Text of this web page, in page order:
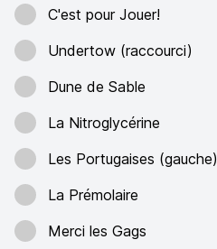
C'est pour Jouer!
Undertow (raccourci)
Dune de Sable
La Nitroglycérine
Les Portugaises (gauche)
La Prémolaire
Merci les Gags